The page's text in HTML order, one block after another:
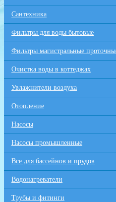
Сантехника
Фильтры для воды бытовые
Фильтры магистральные
Очистка воды в коттеджах
Увлажнители воздуха
Отопление
Насосы
Насосы промышленные
Все для бaссейнов и прудов
Водонагреватели
Трубы и фитинги